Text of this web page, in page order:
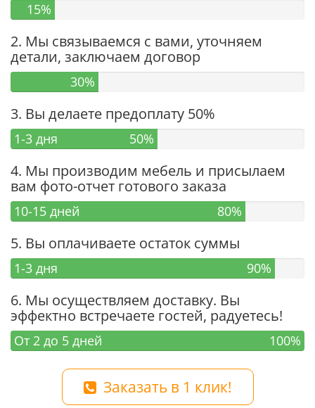
15%
2. Мы связываемся с вами, уточняем
детали, заключаем договор
30%
3. Вы делаете предоплату 50%
1-3 дня 50%
4. Мы производим мебель и присылаем
вам фото-отчет готового заказа
10-15 дней 80%
5. Вы оплачиваете остаток суммы
1-3 дня 90%
6. Мы осуществляем доставку. Вы
эффектно встречаете гостей, радуетесь!
От 2 до 5 дней 100%
Заказать в 1 клик!